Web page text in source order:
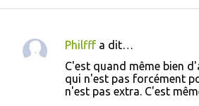
C
Philfff a dit…
C'est quand même bien
qui n'est pas forcément
n'est pas extra. C'est